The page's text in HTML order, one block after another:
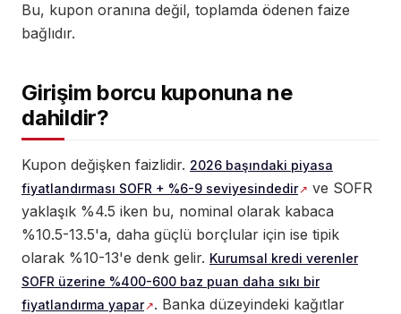
Bu, kupon oranına değil, toplamda ödenen faize
bağlıdır.
Girişim borcu kuponuna ne
dahildir?
Kupon değişken faizlidir. 2026 başındaki piyasa
fiyatlandırması SOFR + %6-9 seviyesindedir
ve SOFR
yaklaşık %4.5 iken bu, nominal olarak kabaca
%10.5-13.5'a, daha güçlü borçlular için ise tipik
olarak %10-13'e denk gelir. Kurumsal kredi verenler
SOFR üzerine %400-600 baz puan daha sıkı bir
fiyatlandırma yapar
. Banka düzeyindeki kağıtlar